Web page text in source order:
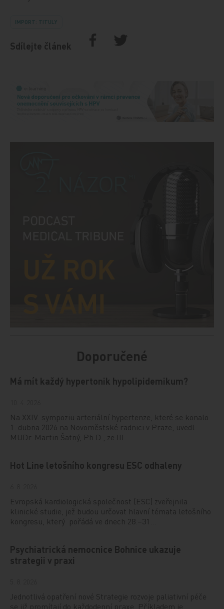
IMPORT: TITULY
Sdílejte článek
Doporučené
Má mít každý hypertonik hypolipidemikum?
Na XXIV. sympoziu arteriální hypertenze, které se konalo
1. dubna 2026 na Novoměstské radnici v Praze, uvedl
MUDr. Martin Šatný, Ph.D., ze III.…
Hot Line letošního kongresu ESC odhaleny
Evropská kardiologická společnost (ESC) zveřejnila
klinické studie, jež budou určovat hlavní témata letošního
kongresu, který pořádá ve dnech 28.–31…
Psychiatrická nemocnice Bohnice ukazuje
strategii v praxi
Jednotlivá opatření nové Strategie rozvoje paliativní péče
se již promítají do každodenní praxe. Příkladem je